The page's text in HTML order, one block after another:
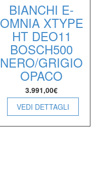
BIANCHI E-
OMNIA XTYPE
HT DEO11
BOSCH500
NERO/GRIGIO
OPACO
3.991,00€
VEDI DETTAGLI